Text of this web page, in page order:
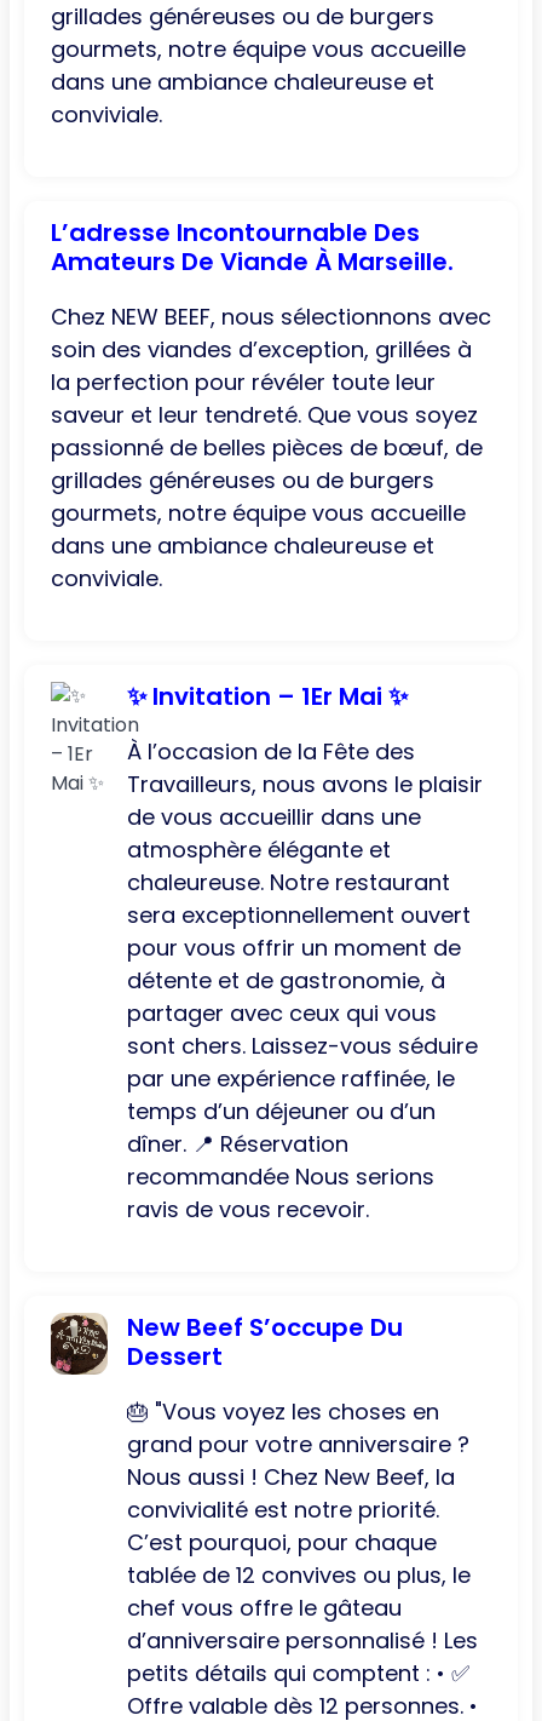
grillades généreuses ou de burgers
gourmets, notre équipe vous accueille
dans une ambiance chaleureuse et
conviviale.
L’adresse Incontournable Des
Amateurs De Viande À Marseille.
Chez NEW BEEF, nous sélectionnons avec
soin des viandes d’exception, grillées à
la perfection pour révéler toute leur
saveur et leur tendreté. Que vous soyez
passionné de belles pièces de bœuf, de
grillades généreuses ou de burgers
gourmets, notre équipe vous accueille
dans une ambiance chaleureuse et
conviviale.
✨ Invitation – 1Er Mai ✨
À l’occasion de la Fête des
Travailleurs, nous avons le plaisir
de vous accueillir dans une
atmosphère élégante et
chaleureuse. Notre restaurant
sera exceptionnellement ouvert
pour vous offrir un moment de
détente et de gastronomie, à
partager avec ceux qui vous
sont chers. Laissez-vous séduire
par une expérience raffinée, le
temps d’un déjeuner ou d’un
dîner. 📍 Réservation
recommandée Nous serions
ravis de vous recevoir.
New Beef S’occupe Du
Dessert
🎂 "Vous voyez les choses en
grand pour votre anniversaire ?
Nous aussi ! Chez New Beef, la
convivialité est notre priorité.
C’est pourquoi, pour chaque
tablée de 12 convives ou plus, le
chef vous offre le gâteau
d’anniversaire personnalisé ! Les
petits détails qui comptent : • ✅
Offre valable dès 12 personnes. •